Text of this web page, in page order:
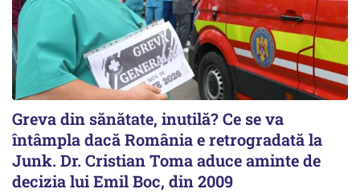
Greva din sănătate, inutilă? Ce se va
întâmpla dacă România e retrogradată la
Junk. Dr. Cristian Toma aduce aminte de
decizia lui Emil Boc, din 2009